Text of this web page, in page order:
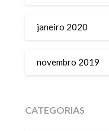
janeiro 2020
novembro 2019
CATEGORIAS